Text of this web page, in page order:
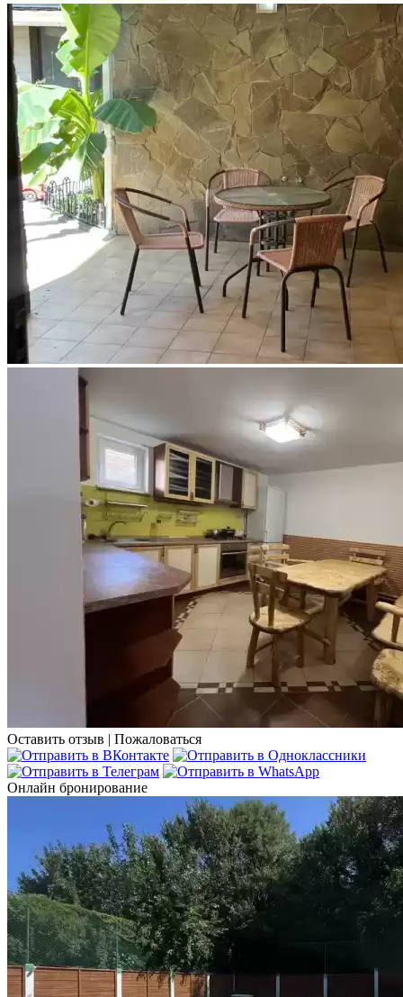
Оставить отзыв | Пожаловаться
Онлайн бронирование